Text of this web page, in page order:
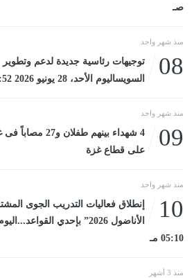
صـ
منذ شهر واحد
08
توجيهات رئاسية جديدة لدعم وتطوير
السويساليوم الأحد، 28 يونيو 2026 01:52 مـ
منذ شهر واحد
09
4 شهداء بينهم
على قطاع غزة
منذ شهر واحد
10
إنطلاق فعاليات التدريب الجوى
05:10 مـ
منذ 3 أشهر